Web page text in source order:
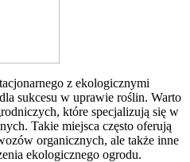
z ekologicznymi
sukcesu w uprawie roślin. Warto
które specjalizują się w
Takie miejsca często oferują
organicznych, ale także inne
ekologicznego ogrodu.